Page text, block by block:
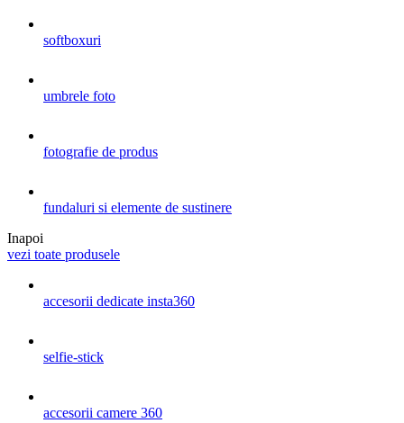
softboxuri
umbrele foto
fotografie de produs
fundaluri si elemente de sustinere
Inapoi
vezi toate produsele
accesorii dedicate insta360
selfie-stick
accesorii camere 360